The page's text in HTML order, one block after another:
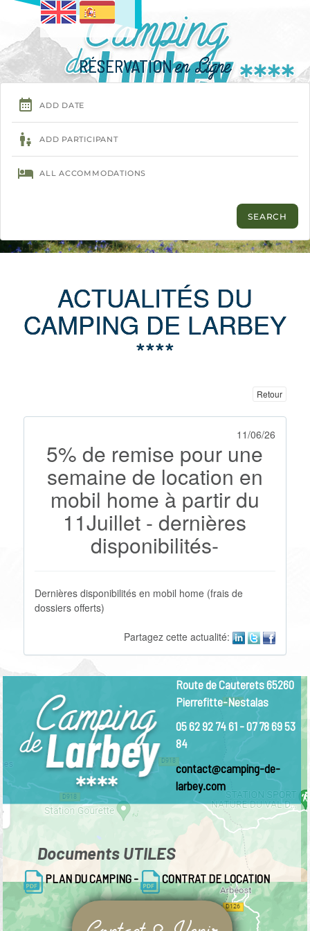
Menu
RÉSERVATIONen Ligne
ACTUALITÉS DU
CAMPING DE LARBEY
****
Retour
11/06/26
5% de remise pour une
semaine de location en
mobil home à partir du
11Juillet - dernières
disponibilités-
Dernières disponibilités en mobil home (frais de
dossiers offerts)
Partagez cette actualité:
Route de Cauterets 65260
Pierrefitte-Nestalas
05 62 92 74 61 - 07 78 69 53
84
contact@camping-de-
larbey.com
Documents UTILES
PLAN DU CAMPING - CONTRAT DE LOCATION